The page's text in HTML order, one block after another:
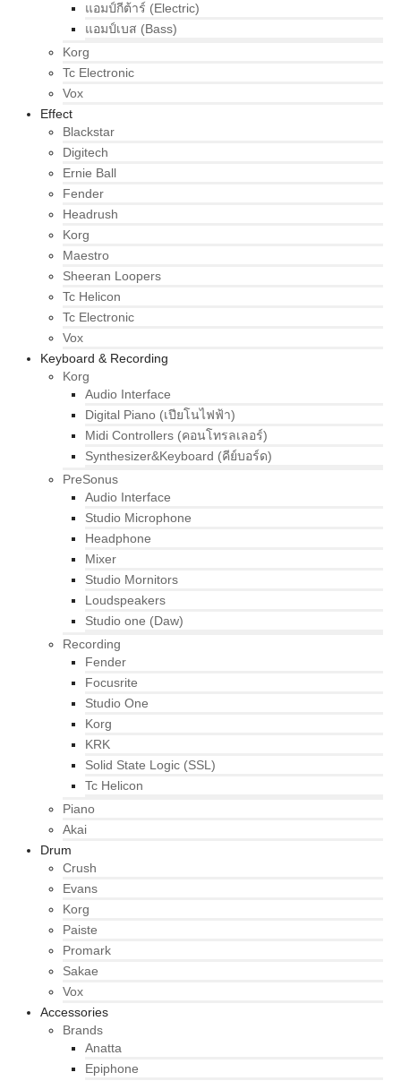
แอมป์กีต้าร์ (Electric)
แอมป์เบส (Bass)
Korg
Tc Electronic
Vox
Effect
Blackstar
Digitech
Ernie Ball
Fender
Headrush
Korg
Maestro
Sheeran Loopers
Tc Helicon
Tc Electronic
Vox
Keyboard & Recording
Korg
Audio Interface
Digital Piano (เปียโนไฟฟ้า)
Midi Controllers (คอนโทรลเลอร์)
Synthesizer&Keyboard (คีย์บอร์ด)
PreSonus
Audio Interface
Studio Microphone
Headphone
Mixer
Studio Mornitors
Loudspeakers
Studio one (Daw)
Recording
Fender
Focusrite
Studio One
Korg
KRK
Solid State Logic (SSL)
Tc Helicon
Piano
Akai
Drum
Crush
Evans
Korg
Paiste
Promark
Sakae
Vox
Accessories
Brands
Anatta
Epiphone